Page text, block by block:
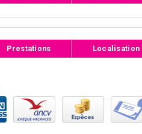
Prestations Localisation